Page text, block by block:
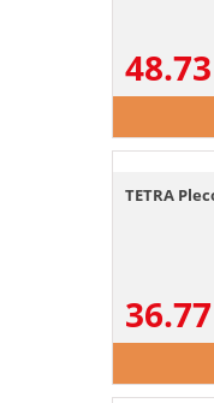
48.73
TETRA
36.77